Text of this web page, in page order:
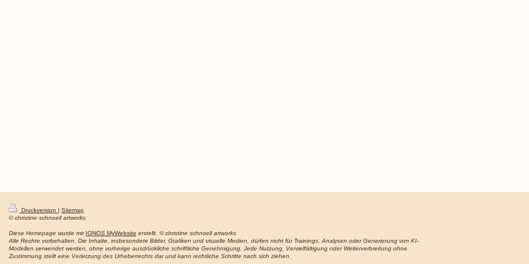
Druckversion | Sitemap
© christine schnoell artworks
Diese Homepage wurde mit IONOS MyWebsite erstellt. © christine schnoell artworks
Alle Rechte vorbehalten. Die Inhalte, insbesondere Bilder, Grafiken und visuelle Medien, dürfen nicht für Trainings, Analysen oder Generierung von KI-
Modellen verwendet werden, ohne vorherige ausdrückliche schriftliche Genehmigung. Jede Nutzung, Vervielfältigung oder Weiterverbreitung ohne
Zustimmung stellt eine Verletzung des Urheberrechts dar und kann rechtliche Schritte nach sich ziehen.